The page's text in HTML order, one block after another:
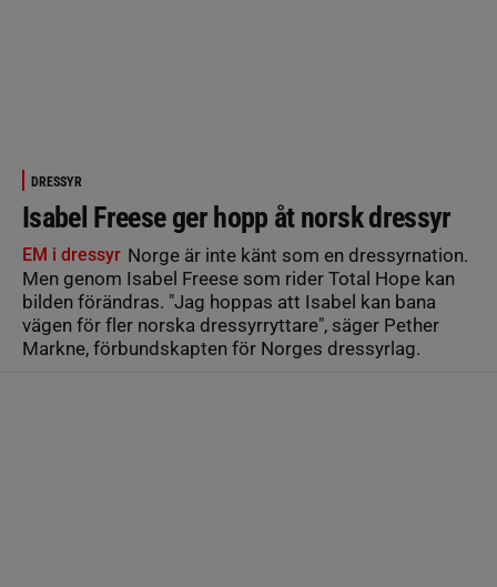
DRESSYR
Isabel Freese ger hopp åt norsk dressyr
EM i dressyr Norge är inte känt som en dressyrnation.
Men genom Isabel Freese som rider Total Hope kan
bilden förändras. "Jag hoppas att Isabel kan bana
vägen för fler norska dressyrryttare", säger Pether
Markne, förbundskapten för Norges dressyrlag.